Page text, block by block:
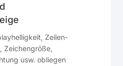
Zeilen-
Zeichengröße,
usw. obliegen